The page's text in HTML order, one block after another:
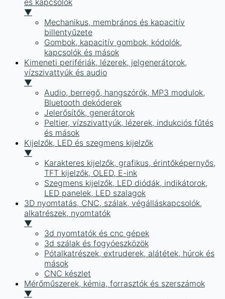
és kapcsolók
▼
Mechanikus, membrános és kapacitív
billentyűzete
Gombok, kapacitív gombok, kódolók,
kapcsolók és mások
Kimeneti perifériák, lézerek, jelgenerátorok,
vízszivattyúk és audio
▼
Audio, berregő, hangszórók, MP3 modulok,
Bluetooth dekóderek
Jelerősítők, generátorok
Peltier, vízszivattyúk, lézerek, indukciós fűtés
és mások
Kijelzők, LED és szegmens kijelzők
▼
Karakteres kijelzők, grafikus, érintőképernyős,
TFT kijelzők, OLED, E-ink
Szegmens kijelzők, LED diódák, indikátorok,
LED panelek, LED szalagok
3D nyomtatás, CNC, szálak, végálláskapcsolók,
alkatrészek, nyomtatók
▼
3d nyomtatók és cnc gépek
3d szálak és fogyóeszközök
Pótalkatrészek, extruderek, alátétek, húrok és
mások
CNC készlet
Mérőműszerek, kémia, forrasztók és szerszámok
▼